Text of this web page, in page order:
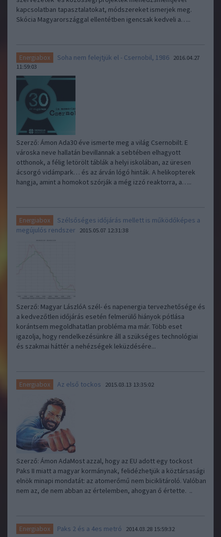
kapcsolatban tapasztalatokat, módszereket ismerjek meg.
Skócia Magyarországgal ellentétben igencsak kedveli a…..
Energiabox Soha nem felejtjük el - Csernobil, 1986 2016.04.27
11:59:03
Szerző: Ámon Ada30 éve ismerte meg a világ Csernobilt. E
városka neve hallatán bevillannak a sebtében elhagyott
otthonok, a félig letörölt táblák a helyi iskolában, az üresen
ácsorgó vidámpark… és az árván lógó hinták. A helikopterek
hangja, amint a homokot szórják a még izzó reaktorra, a…..
Energiabox
Szélsőséges időjárás mellett is működőképes a
megújulós rendszer
2015.05.07 12:31:38
Szerző: Magyar LászlóA szél- és napenergia tervezhetősége és
a kedvezőtlen időjárás esetén felmerülő hiányok pótlása
korántsem megoldhatatlan probléma ma már. Több eset
igazolja, hogy rendelkezésünkre áll a szükséges technológiai
és szakmai háttér a nehézségek leküzdésére...
Energiabox Az első tockos 2015.03.13 13:35:02
Szerző: Ámon AdaMost azzal, hogy az EU adott egy tockost
Paks II miatt a magyar kormánynak, felidézhetjük a köztársasági
elnök minapi mondatát: az atomerőmű nem biciklitároló. Valóban
nem az, de nem abban az értelemben, ahogyan ő értette. ..
Energiabox Paks 2 és a 4es metró 2014.03.28 15:59:32